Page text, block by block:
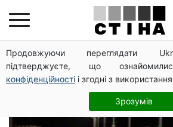
Продовжуючи переглядати
підтверджуєте, що
конфіденційності і згодні з
Зрозумів
блокпост